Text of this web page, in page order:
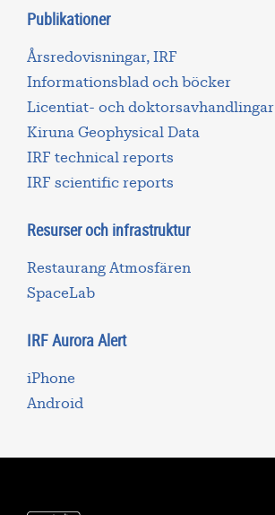
Publikationer
Årsredovisningar, IRF
Informationsblad och böcker
Licentiat- och doktorsavhandlingar
Kiruna Geophysical Data
IRF technical reports
IRF scientific reports
Resurser och infrastruktur
Restaurang Atmosfären
SpaceLab
IRF Aurora Alert
iPhone
Android